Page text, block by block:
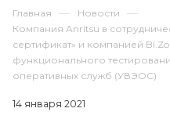
Главная — Новости —
Компания Anritsu в
сертификат» и компанией
функционального
оперативных служб (УВЭОС)
14 января 2021